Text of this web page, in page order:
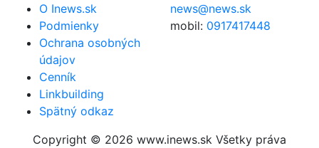
O Inews.sk
Podmienky
Ochrana osobných
údajov
Cenník
Linkbuilding
Spätný odkaz
news@news.sk
mobil: 0917417448
Copyright © 2026 www.inews.sk Všetky práva